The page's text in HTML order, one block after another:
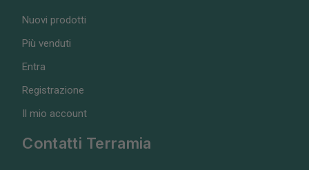
Nuovi prodotti
Più venduti
Entra
Registrazione
Il mio account
Contatti Terramia